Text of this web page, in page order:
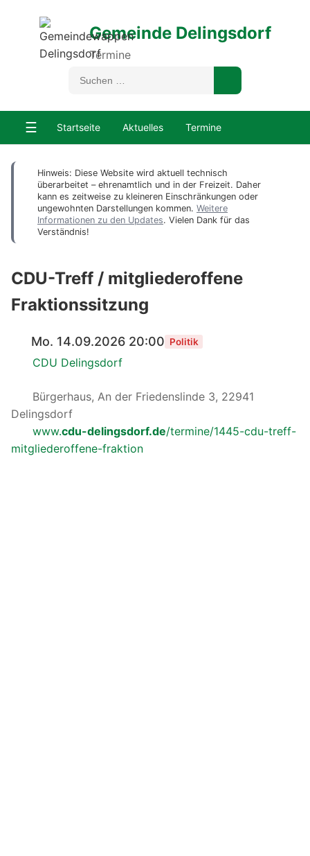
Gemeinde Delingsdorf
Termine
☰ Startseite Aktuelles Termine
Hinweis: Diese Website wird aktuell technisch
überarbeitet – ehrenamtlich und in der Freizeit. Daher
kann es zeitweise zu kleineren Einschränkungen oder
ungewohnten Darstellungen kommen. Weitere
Informationen zu den Updates. Vielen Dank für das
Verständnis!
CDU-Treff / mitgliederoffene
Fraktionssitzung
Mo. 14.09.2026 20:00 Politik
CDU Delingsdorf
Bürgerhaus, An der Friedenslinde 3, 22941
Delingsdorf
www.cdu-delingsdorf.de/termine/1445-cdu-treff-
mitgliederoffene-fraktion